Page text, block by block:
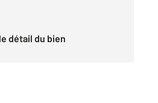
le détail du bien